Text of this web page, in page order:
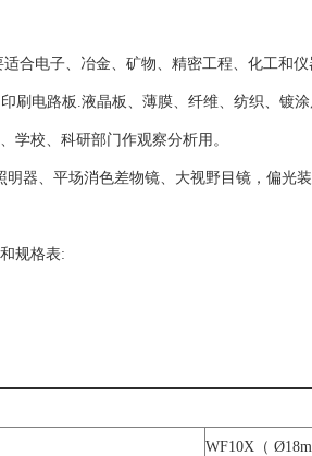
合电子、冶金、矿物、精密工程、化工和
刷电路板.液晶板、薄膜、纤维、纺织、镀
学校、科研部门作观察分析用。
明器、平场消色差物镜、大视野目镜，偏光
规格表:
WF10X（